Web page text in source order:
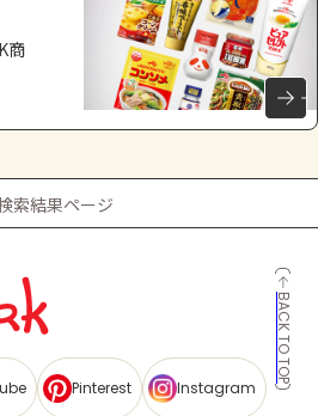
とは
商
索結果ページ
BACK TO TOP
Pinterest Instagram